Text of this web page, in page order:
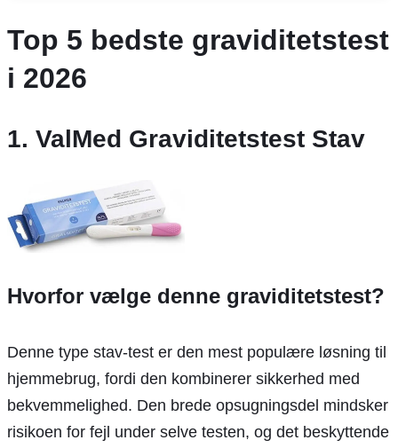
Top 5 bedste graviditetstest
i 2026
1. ValMed Graviditetstest Stav
Hvorfor vælge denne graviditetstest?
Denne type stav-test er den mest populære løsning til
hjemmebrug, fordi den kombinerer sikkerhed med
bekvemmelighed. Den brede opsugningsdel mindsker
risikoen for fejl under selve testen, og det beskyttende